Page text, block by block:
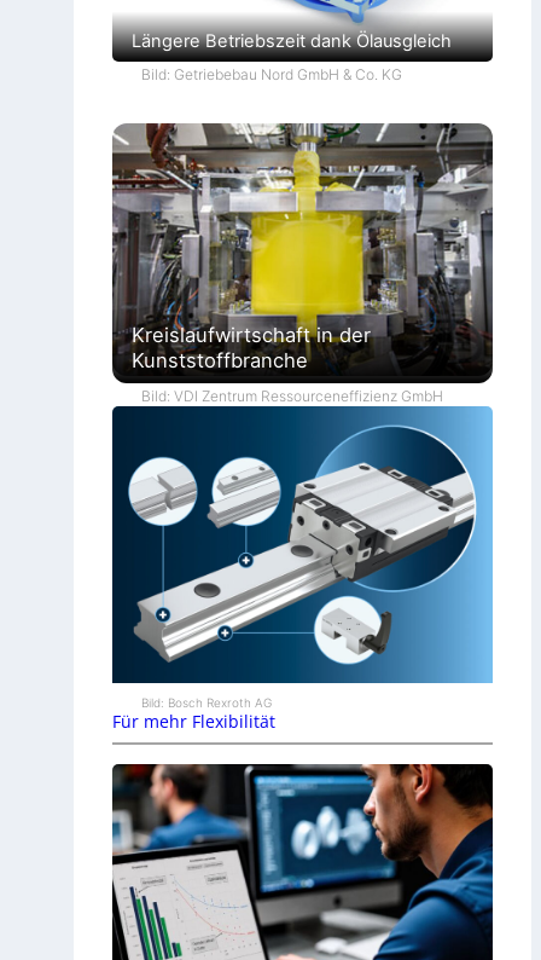
Längere Betriebszeit dank Ölausgleich
Bild: Getriebebau Nord GmbH & Co. KG
Kreislaufwirtschaft in der
Kunststoffbranche
Bild: VDI Zentrum Ressourceneffizienz GmbH
Bild: Bosch Rexroth AG
Für mehr Flexibilität